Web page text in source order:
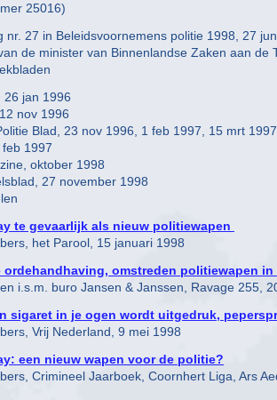
25016)
nr. 27 in Beleidsvoornemens politie 1998, 27
de minister van Binnenlandse Zaken aan de
26 jan 1996
nov 1996
Blad, 23 nov 1996, 1 feb 1997, 15 mrt 1997
feb 1997
oktober 1998
27 november 1998
te gevaarlijk als nieuw politiewapen
het Parool, 15 januari 1998
ordehandhaving, omstreden politiewapen
i.s.m. buro Jansen & Janssen, Ravage 255,
sigaret in je ogen wordt uitgedruk,
Vrij Nederland, 9 mei 1998
een nieuw wapen voor de politie?
Crimineel Jaarboek, Coornhert Liga, Ars